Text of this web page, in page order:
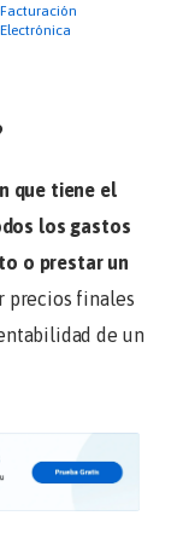
Facturación
Electrónica
que tiene el
los gastos
o prestar un
precios finales
de un